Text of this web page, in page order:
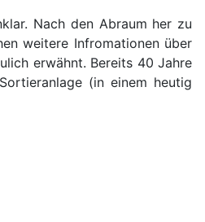
Nach den Abraum her zu
weitere Infromationen über
erwähnt. Bereits 40 Jahre
(in einem heutig